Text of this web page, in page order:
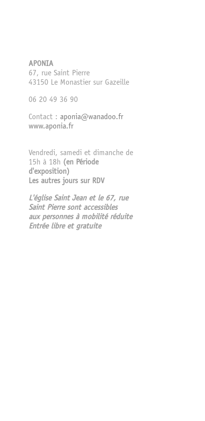
APONIA
67, rue Saint Pierre
43150 Le Monastier sur Gazeille
06 20 49 36 90
Contact : aponia@wanadoo.fr
www.aponia.fr
Vendredi, samedi et dimanche de
15h à 18h (en Période
d'exposition)
Les autres jours sur RDV
L'église Saint Jean et le 67, rue
Saint Pierre sont accessibles
aux personnes à mobilité réduite
Entrée libre et gratuite